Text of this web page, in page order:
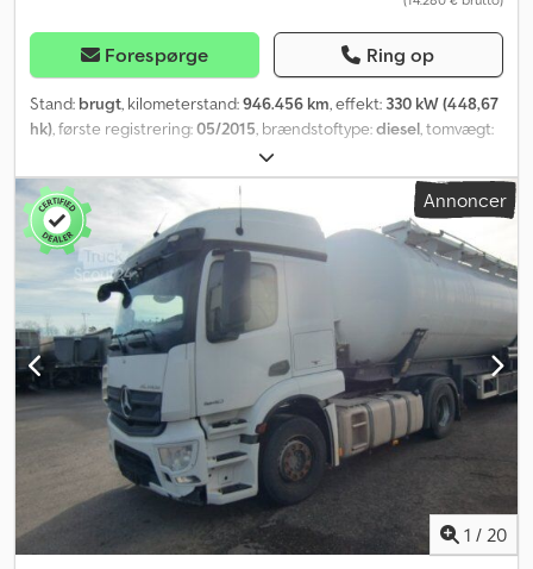
Forespørge Ring op
Stand: brugt, kilometerstand:946.456 km, effekt: 330 kW (448,67
hk) , første registrering:05/2015 , brændstoftype:diesel , tomvægt:
18.000 kg, dækstørrelse:
akslekonfiguration:2 aksler, bremser:motorbremsning, førerhus:
sovekabine
, geartype: automatisk Euro 6,
affjedring:
stål-luft, antal senge: , antal sæder:2, Udstyr:ABS,
bordincomputer, centrallås, differentialespær, fartpilot,
klimaanlæg, parkeringsvarmer, spoiler, trykluftbremse
Mercedes Benz Actros 1840 MP4 | ABS, ASR, elektriske vinduer,
fartpilot | Automatgear, EURO6, klimaanlæg, oliefyr | Sædevarme |
Køleskab | Dæk foraksel 385/55R22,5 | Dæk bagaksel 315/70R22,5 |
Indtastningsfejl, ændringer og mellemsalg forbeholdes. Cedpfx
Aozkknwoc Dsha
Annoncer
1 / 20